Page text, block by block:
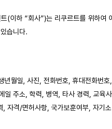
(이하 “회사”)는 리쿠르트를 위하여
습니다.
년월일, 사진, 전화번호, 휴대전화번호
일 주소, 학력, 병역, 타사 경력, 교육
, 자격/면허사항, 국가보훈여부, 자기